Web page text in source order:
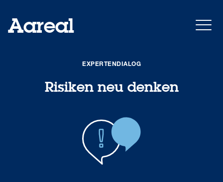
Aareal
EXPERTENDIALOG
Risiken neu denken